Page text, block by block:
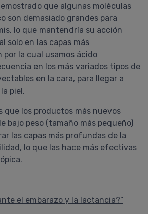
que algunas moléculas
son demasiado grandes para
lo que mantendría su acción
solo en las capas más
por la cual usamos ácido
en los más variados tipos de
en la cara, para llegar a
piel.
que los productos más nuevos
bajo peso (tamaño más pequeño)
las capas más profundas de la
lo que las hace más efectivas
el embarazo y la lactancia?”
Proavenal Acondicionador
Lo compré junto con el shampoo
y, la verdad, me sorprendieron
gratamente. Ambos son
excelentes! Tengo el pelo con
rulos y muy poroso y, al poco
tiempo de usarlo (alterando con
shampoo y acondicionador
la sequedad de mi ....
COMPRAR
PROAVENAL
Pedido #